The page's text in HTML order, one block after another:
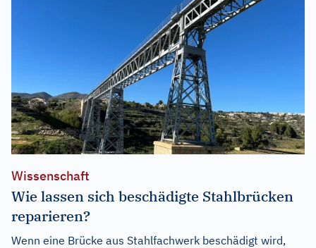
Wissenschaft
Wie lassen sich beschädigte Stahlbrücken
reparieren?
Wenn eine Brücke aus Stahlfachwerk beschädigt wird,